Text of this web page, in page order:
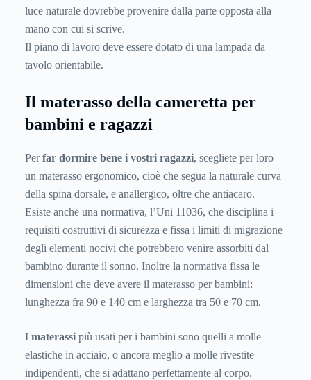
luce naturale dovrebbe provenire dalla parte opposta alla
mano con cui si scrive.
Il piano di lavoro deve essere dotato di una lampada da
tavolo orientabile.
Il materasso della cameretta per
bambini e ragazzi
Perfar dormire bene i vostri ragazzi, scegliete per loro
un materasso ergonomico, cioè che segua la naturale curva
della spina dorsale, e anallergico, oltre che antiacaro.
Esiste anche una normativa, l’Uni 11036, che disciplina i
requisiti costruttivi di sicurezza e fissa i limiti di migrazione
degli elementi nocivi che potrebbero venire assorbiti dal
bambino durante il sonno. Inoltre la normativa fissa le
dimensioni che deve avere il materasso per bambini:
lunghezza fra 90 e 140 cm e larghezza tra 50 e 70 cm.
I materassi più usati per i bambini sono quelli a molle
elastiche in acciaio, o ancora meglio a molle rivestite
indipendenti, che si adattano perfettamente al corpo.